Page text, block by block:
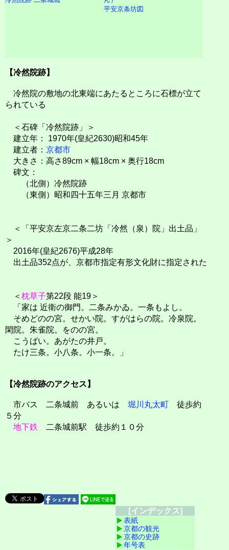
平安京条坊図
【冷然院跡】
冷然院の敷地の北東端にあたるところに石標が立て
られている
＜石碑「冷然院跡」＞
建立年： 1970年(皇紀2630)昭和45年
建立者： 京都市
大きさ：高さ89cm × 幅18cm × 奥行18cm
碑文：
（北側）冷然院跡
（東側）昭和四十五年三月 京都市
＜「平安京左京二条二坊「冷然（泉）院」出土品」
＞
2016年(皇紀2676)平成28年
出土品352点が、京都市指定有形文化財に指定された
＜ 枕草子第22段 能19＞
「家は 近衛の御門。二条みかゐ。一条もよし。
そめどのの宮。せかい院。すがはらの院。冷泉院。
閑院。朱雀院。をのの宮。
こうばい。あがたの井戸。
たけ三条。小八条。小一条。」
【冷然院跡のアクセス】
市バス 二条城前 あるいは 堀川丸太町 徒歩約
５分
地下鉄 二条城前駅 徒歩約１０分
[インデックス]
表紙
京都の観光
京都の史跡
年号表